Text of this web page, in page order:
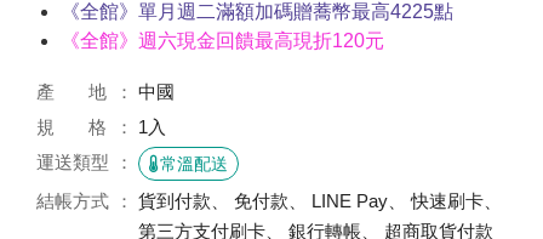
《全館》單月週二滿額加碼贈蕎幣最高4225點
《全館》週六現金回饋最高現折120元
產 地
中國
規 格
1入
運送類型
常溫配送
結帳方式
貨到付款、 免付款、 LINE Pay、 快速刷卡、
第三方支付刷卡、 銀行轉帳、 超商取貨付款